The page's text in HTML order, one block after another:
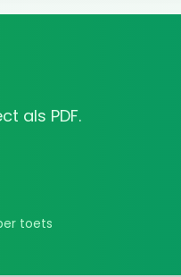
als PDF.
toets